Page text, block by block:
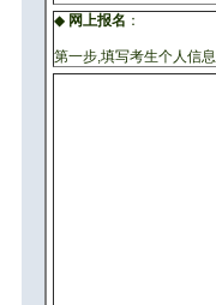
◆ 网上报名 ：
第一步,填写考生个人信息